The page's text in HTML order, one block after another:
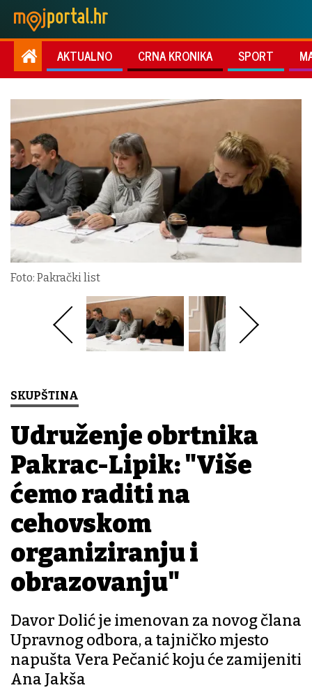
AKTUALNO CRNA KRONIKA SPORT
Foto: Pakrački list
SKUPŠTINA
Udruženje obrtnika
Pakrac-Lipik: "Više
ćemo raditi na
cehovskom
organiziranju i
obrazovanju"
Davor Dolić je imenovan za novog člana
Upravnog odbora, a tajničko mjesto
napušta Vera Pečanić koju će zamijeniti
Ana Jakša